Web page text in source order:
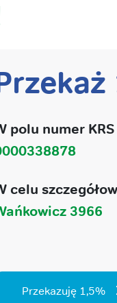
polu numer
celu
3966
Przekazuję 1,5%